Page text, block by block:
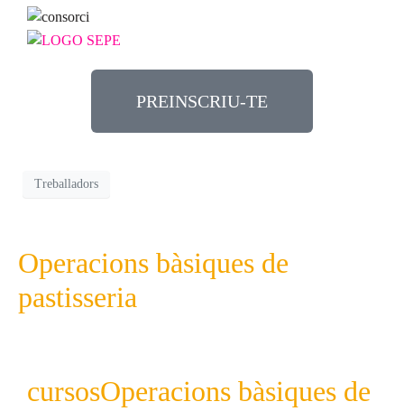
PREINSCRIU-TE
Treballadors
Operacions bàsiques de
pastisseria
cursosOperacions bàsiques de